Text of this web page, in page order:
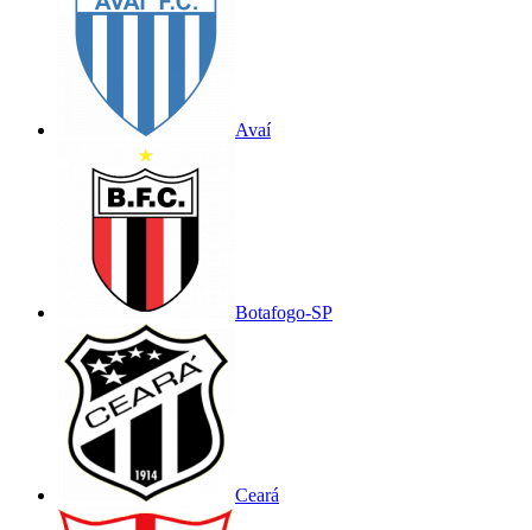
Avaí
Botafogo-SP
Ceará